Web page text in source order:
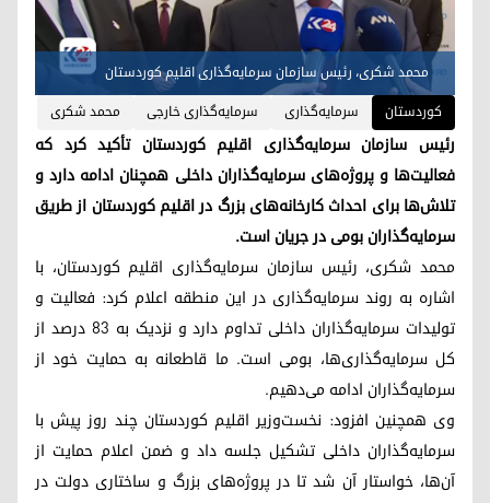
محمد شکری، رئیس سازمان سرمایه‌گذاری اقلیم کوردستان
کوردستان
سرمایەگذاری سرمایەگذاری خارجی محمد شکری
رئیس سازمان سرمایه‌گذاری اقلیم کوردستان تأکید کرد که
فعالیت‌ها و پروژه‌های سرمایه‌گذاران داخلی همچنان ادامه دارد و
تلاش‌ها برای احداث کارخانه‌های بزرگ در اقلیم کوردستان از طریق
سرمایه‌گذاران بومی در جریان است.
محمد شکری، رئیس سازمان سرمایه‌گذاری اقلیم کوردستان، با
اشاره به روند سرمایه‌گذاری در این منطقه اعلام کرد: فعالیت و
تولیدات سرمایه‌گذاران داخلی تداوم دارد و نزدیک به ۸۳ درصد از
کل سرمایه‌گذاری‌ها، بومی است. ما قاطعانه به حمایت خود از
سرمایه‌گذاران ادامه می‌دهیم.
وی همچنین افزود: نخست‌وزیر اقلیم کوردستان چند روز پیش با
سرمایه‌گذاران داخلی تشکیل جلسه داد و ضمن اعلام حمایت از
آن‌ها، خواستار آن شد تا در پروژه‌های بزرگ و ساختاری دولت در